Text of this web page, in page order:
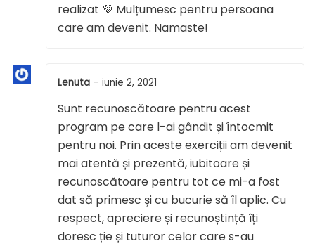
realizat 💜 Mulțumesc pentru persoana
care am devenit. Namaste!
Lenuta – iunie 2, 2021
Sunt recunoscătoare pentru acest
program pe care l-ai gândit și întocmit
pentru noi. Prin aceste exerciții am devenit
mai atentă și prezentă, iubitoare și
recunoscătoare pentru tot ce mi-a fost
dat să primesc și cu bucurie să îl aplic. Cu
respect, apreciere și recunoștință îți
doresc ție și tuturor celor care s-au